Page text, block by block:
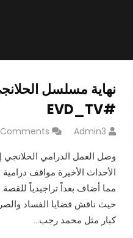
نهاية مسلسل
#EVD_TV
Admin3
وصل العمل الدرامي الحلانجي
الأحداث الأخيرة مواقف درامية
مما أضاف بعداً تراجيدياً للقصة.
حيث ناقش قضايا الفساد
كبار مثل محمد رجب…